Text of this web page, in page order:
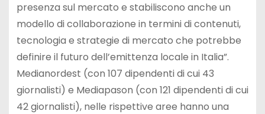
presenza sul mercato e stabiliscono anche un
modello di collaborazione in termini di contenuti,
tecnologia e strategie di mercato che potrebbe
definire il futuro dell’emittenza locale in Italia”.
Medianordest (con 107 dipendenti di cui 43
giornalisti) e Mediapason (con 121 dipendenti di cui
42 giornalisti), nelle rispettive aree hanno una